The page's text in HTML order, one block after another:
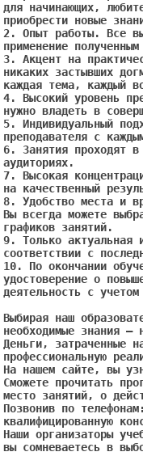
для начинающих,
приобрести новые
2. Опыт работы. Все
применение
3. Акцент на
никаких застывших
каждая тема, каждый
4. Высокий уровень
нужно владеть в
5. Индивидуальный
преподавателя с
6. Занятия проходят в
аудиториях.
7. Высокая
на качественный
8. Удобство места и
Вы всегда можете
графиков занятий.
9. Только актуальная
соответствии с
10. По окончании
удостоверение о
деятельность с
Выбирая наш
необходимые знания –
Деньги, затраченные
профессиональную
На нашем сайте, вы
Сможете прочитать
место занятий, о
Позвонив по
квалифицированную
Наши организаторы
вы сомневаетесь в